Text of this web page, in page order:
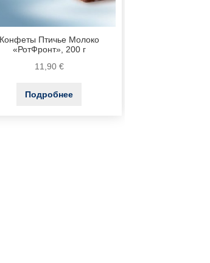
Конфеты Птичье Молоко
«РотФронт», 200 г
11,90 €
Подробнее